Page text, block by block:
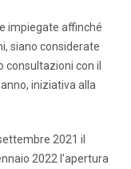
impiegate affinché
siano considerate
consultazioni con il
iniziativa alla
2021 il
2022 l’apertura